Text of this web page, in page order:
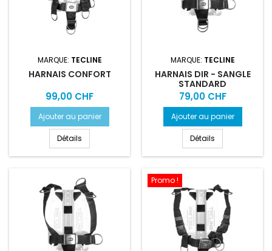
MARQUE: TECLINE
HARNAIS CONFORT
Prix
99,00 CHF
Ajouter au panier
Détails
MARQUE: TECLINE
HARNAIS DIR - SANGLE
STANDARD
Prix
79,00 CHF
Ajouter au panier
Détails
Promo !